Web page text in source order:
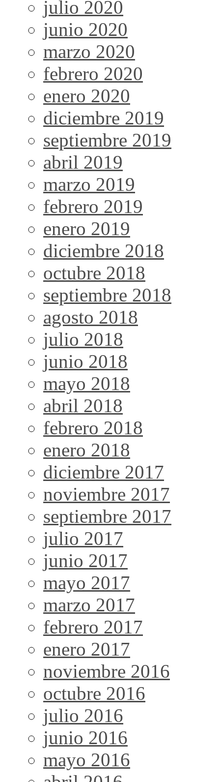
julio 2020
junio 2020
marzo 2020
febrero 2020
enero 2020
diciembre 2019
septiembre 2019
abril 2019
marzo 2019
febrero 2019
enero 2019
diciembre 2018
octubre 2018
septiembre 2018
agosto 2018
julio 2018
junio 2018
mayo 2018
abril 2018
febrero 2018
enero 2018
diciembre 2017
noviembre 2017
septiembre 2017
julio 2017
junio 2017
mayo 2017
marzo 2017
febrero 2017
enero 2017
noviembre 2016
octubre 2016
julio 2016
junio 2016
mayo 2016